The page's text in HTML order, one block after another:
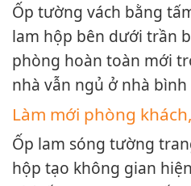
Ốp tường vách bằng
lam hộp bên dưới trần
phòng hoàn toàn mới
nhà vẫn ngủ ở nhà
Làm mới phòng
Ốp lam sóng tường
hộp tạo không gian